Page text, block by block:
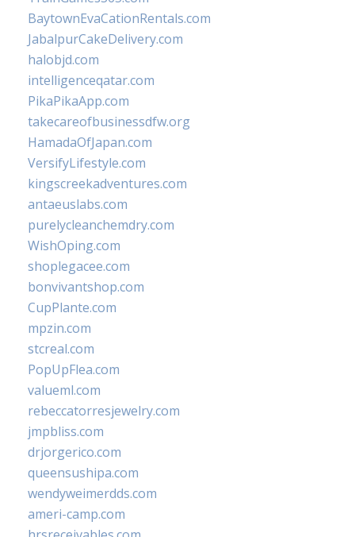
BaytownEvaCationRentals.com
JabalpurCakeDelivery.com
halobjd.com
intelligenceqatar.com
PikaPikaApp.com
takecareofbusinessdfw.org
HamadaOfJapan.com
VersifyLifestyle.com
kingscreekadventures.com
antaeuslabs.com
purelycleanchemdry.com
WishOping.com
shoplegacee.com
bonvivantshop.com
CupPlante.com
mpzin.com
stcreal.com
PopUpFlea.com
valueml.com
rebeccatorresjewelry.com
jmpbliss.com
drjorgerico.com
queensushipa.com
wendyweimerdds.com
ameri-camp.com